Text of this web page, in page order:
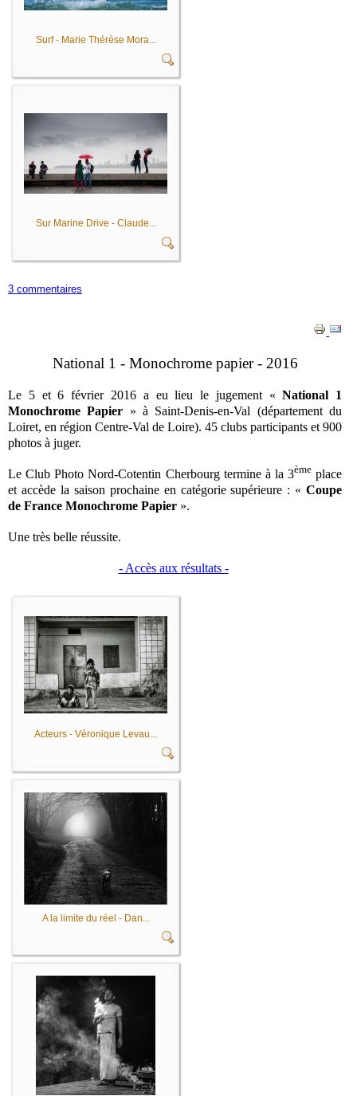
Surf - Marie Thérèse Mora...
Sur Marine Drive - Claude...
3 commentaires
National 1 - Monochrome papier - 2016
Le 5 et 6 février 2016 a eu lieu le jugement «National 1
Monochrome Papier » à Saint-Denis-en-Val (département du
Loiret, en région Centre-Val de Loire). 45 clubs participants et 900
photos à juger.
Le Club Photo Nord-Cotentin Cherbourg termine à la 3ème place
et accède la saison prochaine en catégorie supérieure : «Coupe
de France Monochrome Papier ».
Une très belle réussite.
- Accès aux résultats -
Acteurs - Véronique Levau...
A la limite du réel - Dan...